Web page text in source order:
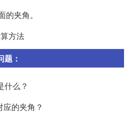
夹角。
方法
：
什么？
的夹角？